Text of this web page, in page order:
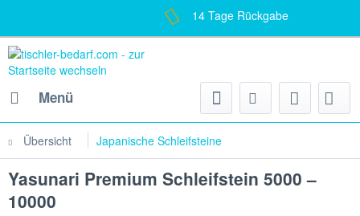
14 Tage Rückgabe
Menü
Übersicht Japanische Schleifsteine
Yasunari Premium Schleifstein 5000 –
10000